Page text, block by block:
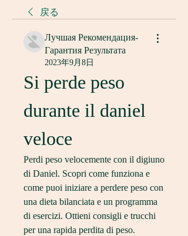
戻る
Лучшая Рекомендация-
Гарантия Результата
2023年9月8日
Si perde peso
durante il daniel
veloce
Perdi peso velocemente con il digiuno
di Daniel. Scopri come funziona e
come puoi iniziare a perdere peso con
una dieta bilanciata e un programma
di esercizi. Ottieni consigli e trucchi
per una rapida perdita di peso.